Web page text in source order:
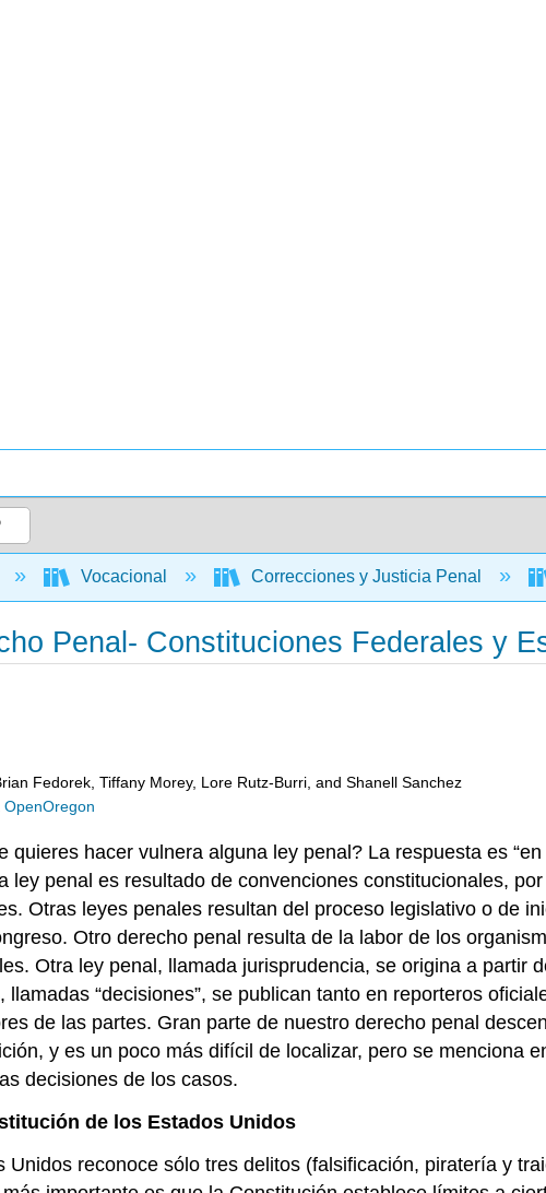
global
Vocacional Correcciones y Justicia Penal
Penal- Constituciones Federales y
Fedorek, Tiffany Morey, Lore Rutz-Burri, and Shanell Sanchez
OpenOregon
quieres hacer vulnera alguna ley penal? La respuesta es
ley penal es resultado de convenciones constitucionales,
Otras leyes penales resultan del proceso legislativo o de
Otro derecho penal resulta de la labor de los
Otra ley penal, llamada jurisprudencia, se origina a partir
“decisiones”, se publican tanto en reporteros
de las partes. Gran parte de nuestro derecho penal
y es un poco más difícil de localizar, pero se menciona
decisiones de los casos.
de los Estados Unidos
Unidos reconoce sólo tres delitos (falsificación, piratería y